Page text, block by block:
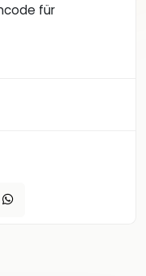
für